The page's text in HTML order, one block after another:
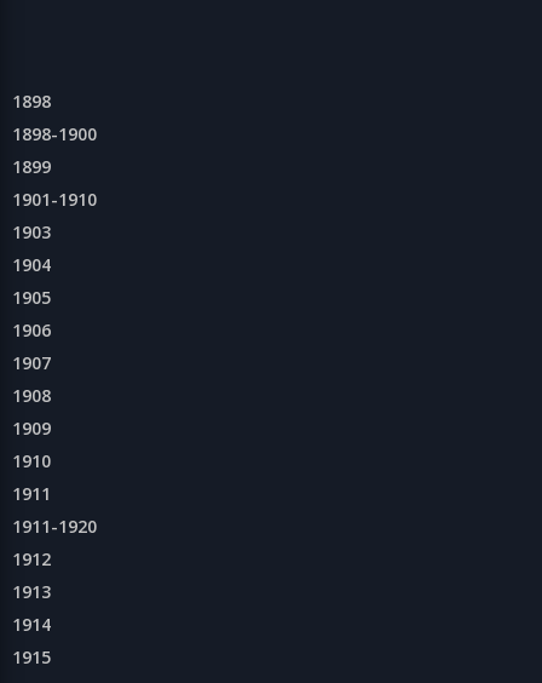
1898
1898-1900
1899
1901-1910
1903
1904
1905
1906
1907
1908
1909
1910
1911
1911-1920
1912
1913
1914
1915